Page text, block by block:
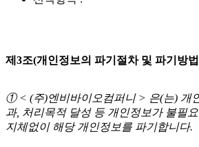
제3조(개인정보의 파기절차 및 파기방
① < (주)엔비바이오컴퍼니 > 은(는) 개
과, 처리목적 달성 등 개인정보가 불필
지체없이 해당 개인정보를 파기합니다.